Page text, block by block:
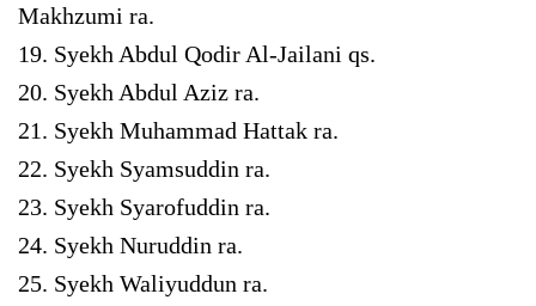
Makhzumi ra.
19. Syekh Abdul Qodir Al-Jailani qs.
20. Syekh Abdul Aziz ra.
21. Syekh Muhammad Hattak ra.
22. Syekh Syamsuddin ra.
23. Syekh Syarofuddin ra.
24. Syekh Nuruddin ra.
25. Syekh Waliyuddun ra.